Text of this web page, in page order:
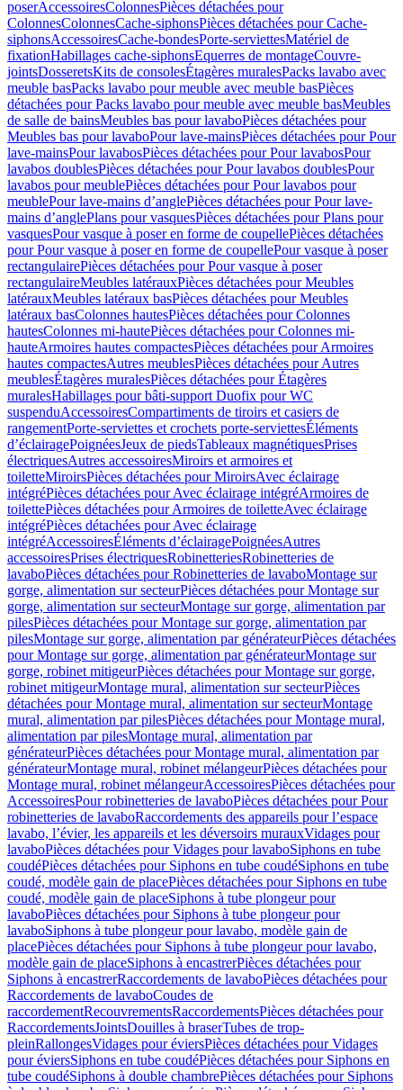
poserAccessoiresColonnesPièces détachées pour
ColonnesColonnesCache-siphonsPièces détachées pour Cache-
siphonsAccessoiresCache-bondesPorte-serviettesMatériel de
fixationHabillages cache-siphonsEquerres de montageCouvre-
jointsDosseretsKits de consolesÉtagères muralesPacks lavabo avec
meuble basPacks lavabo pour meuble avec meuble basPièces
détachées pour Packs lavabo pour meuble avec meuble basMeubles
de salle de bainsMeubles bas pour lavaboPièces détachées pour
Meubles bas pour lavaboPour lave-mainsPièces détachées pour Pour
lave-mainsPour lavabosPièces détachées pour Pour lavabosPour
lavabos doublesPièces détachées pour Pour lavabos doublesPour
lavabos pour meublePièces détachées pour Pour lavabos pour
meublePour lave-mains d’anglePièces détachées pour Pour lave-
mains d’anglePlans pour vasquesPièces détachées pour Plans pour
vasquesPour vasque à poser en forme de coupellePièces détachées
pour Pour vasque à poser en forme de coupellePour vasque à poser
rectangulairePièces détachées pour Pour vasque à poser
rectangulaireMeubles latérauxPièces détachées pour Meubles
latérauxMeubles latéraux basPièces détachées pour Meubles
latéraux basColonnes hautesPièces détachées pour Colonnes
hautesColonnes mi-hautePièces détachées pour Colonnes mi-
hauteArmoires hautes compactesPièces détachées pour Armoires
hautes compactesAutres meublesPièces détachées pour Autres
meublesÉtagères muralesPièces détachées pour Étagères
muralesHabillages pour bâti-support Duofix pour WC
suspenduAccessoiresCompartiments de tiroirs et casiers de
rangementPorte-serviettes et crochets porte-serviettesÉléments
d’éclairagePoignéesJeux de piedsTableaux magnétiquesPrises
électriquesAutres accessoiresMiroirs et armoires et
toiletteMiroirsPièces détachées pour MiroirsAvec éclairage
intégréPièces détachées pour Avec éclairage intégréArmoires de
toilettePièces détachées pour Armoires de toiletteAvec éclairage
intégréPièces détachées pour Avec éclairage
intégréAccessoiresÉléments d’éclairagePoignéesAutres
accessoiresPrises électriquesRobinetteriesRobinetteries de
lavaboPièces détachées pour Robinetteries de lavaboMontage sur
gorge, alimentation sur secteurPièces détachées pour Montage sur
gorge, alimentation sur secteurMontage sur gorge, alimentation par
pilesPièces détachées pour Montage sur gorge, alimentation par
pilesMontage sur gorge, alimentation par générateurPièces détachées
pour Montage sur gorge, alimentation par générateurMontage sur
gorge, robinet mitigeurPièces détachées pour Montage sur gorge,
robinet mitigeurMontage mural, alimentation sur secteurPièces
détachées pour Montage mural, alimentation sur secteurMontage
mural, alimentation par pilesPièces détachées pour Montage mural,
alimentation par pilesMontage mural, alimentation par
générateurPièces détachées pour Montage mural, alimentation par
générateurMontage mural, robinet mélangeurPièces détachées pour
Montage mural, robinet mélangeurAccessoiresPièces détachées pour
AccessoiresPour robinetteries de lavaboPièces détachées pour Pour
robinetteries de lavaboRaccordements des appareils pour l’espace
lavabo, l’évier, les appareils et les déversoirs murauxVidages pour
lavaboPièces détachées pour Vidages pour lavaboSiphons en tube
coudéPièces détachées pour Siphons en tube coudéSiphons en tube
coudé, modèle gain de placePièces détachées pour Siphons en tube
coudé, modèle gain de placeSiphons à tube plongeur pour
lavaboPièces détachées pour Siphons à tube plongeur pour
lavaboSiphons à tube plongeur pour lavabo, modèle gain de
placePièces détachées pour Siphons à tube plongeur pour lavabo,
modèle gain de placeSiphons à encastrerPièces détachées pour
Siphons à encastrerRaccordements de lavaboPièces détachées pour
Raccordements de lavaboCoudes de
raccordementRecouvrementsRaccordementsPièces détachées pour
RaccordementsJointsDouilles à braserTubes de trop-
pleinRallongesVidages pour éviersPièces détachées pour Vidages
pour éviersSiphons en tube coudéPièces détachées pour Siphons en
tube coudéSiphons à double chambrePièces détachées pour Siphons